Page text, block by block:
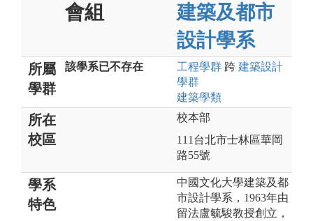
會組
建築及都市
設計學系
所屬
學群
該學系已不存在 工程學群 跨 建築設計
學群
建築學類
所在
校區
校本部
111台北市士林區華岡
路55號
學系
特色
中國文化大學建築及都
市設計學系，1963年由
留法盧毓駿教授創立，